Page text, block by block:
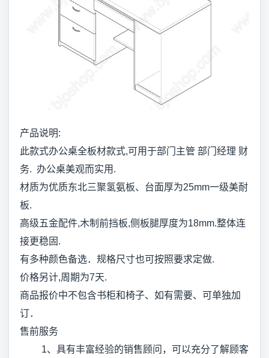
产品说明:
此款式办公桌全板材款式,可用于部门主管 部门经理 财
务. 办公桌美观而实用.
材质为优质东北三聚氢氨板、台面厚为25mm一级美耐
板.
高级五金配件,木制前挡板,侧板腿厚度为18mm.整体连
接更稳固.
有多种颜色备选．规格尺寸也可按照要求定做.
价格另计,周期为7天.
商品报价中不包含书柜和椅子、如有需要、可单独加
订．
售前服务
1、具有丰富经验的销售顾问，可以充分了解顾客